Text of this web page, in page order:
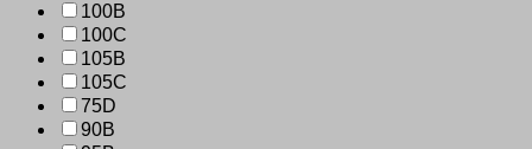
100B
100C
105B
105C
75D
90B